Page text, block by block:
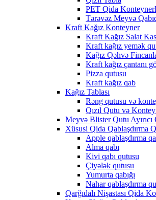
PET Qida
Tərəvəz Meyvə
Kraft Kağız Konteyner
Kraft Kağız Salat
Kraft kağız yemək
Kağız Qəhvə
Kraft kağız çantanı
Pizza qutusu
Kraft kağız qab
Kağız Tablası
Rəng qutusu və
Qızıl Qutu və
Meyvə Blister Qutu Ayırıcı
Xüsusi Qida Qablaşdırma
Apple qablaşdırma
Alma qabı
Kivi qabı qutusu
Çiyələk qutusu
Yumurta qabığı
Nahar qablaşdırma
Qarğıdalı Nişastası Qida